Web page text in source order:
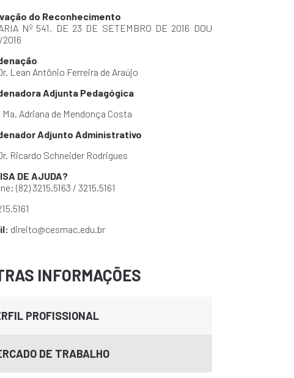
do Reconhecimento
Nº 541, DE 23 DE SETEMBRO DE 2016 DOU
Lean Antônio Ferreira de Araújo
Adjunta Pedagógica
Adriana de Mendonça Costa
Adjunto Administrativo
Ricardo Schneider Rodrigues
DE AJUDA?
(82) 3215.5163 / 3215.5161
direito@cesmac.edu.br
INFORMAÇÕES
PROFISSIONAL
DE TRABALHO